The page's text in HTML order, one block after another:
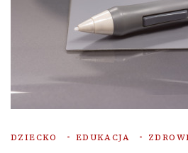
DZIECKO EDUKACJA